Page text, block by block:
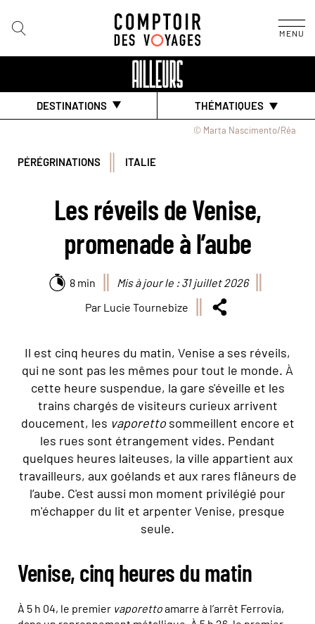
MENU
DESTINATIONS THÉMATIQUES
© Marta Nascimento/Réa
PÉRÉGRINATIONS ITALIE
Les réveils de Venise,
promenade à l’aube
8 min
Mis à jour le : 31 juillet 2026
Par Lucie Tournebize
Il est cinq heures du matin, Venise a ses réveils,
qui ne sont pas les mêmes pour tout le monde. À
cette heure suspendue, la gare s'éveille et les
trains chargés de visiteurs curieux arrivent
doucement, les vaporettosommeillent encore et
les rues sont étrangement vides. Pendant
quelques heures laiteuses, la ville appartient aux
travailleurs, aux goélands et aux rares flâneurs de
l’aube. C'est aussi mon moment privilégié pour
m'échapper du lit et arpenter Venise, presque
seule.
Venise, cinq heures du matin
À 5 h 04, le premier vaporettoamarre à l’arrêt Ferrovia,